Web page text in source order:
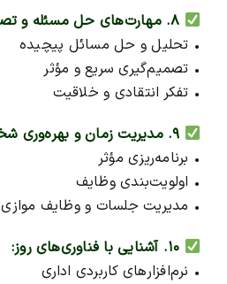
• تحلیل و حل مسائل پیچیده
• تصمیم‌گیری سریع و مؤثر
• تفکر انتقادی و خلاقیت
• برنامه‌ریزی مؤثر
• اولویت‌بندی وظایف
• مدیریت جلسات و وظایف موازی
• نرم‌افزارهای کاربردی اداری